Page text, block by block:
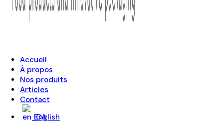
Accueil
À propos
Nos produits
Articles
Contact
English